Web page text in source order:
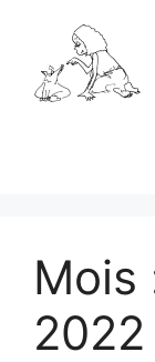
contenu
Mois
2022